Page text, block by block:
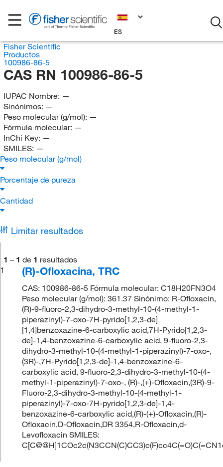
ES
Fisher Scientific
Productos
100986-86-5
CAS RN 100986-86-5
IUPAC Nombre: —
Sinónimos: —
Peso molecular (g/mol): —
Fórmula molecular: —
InChi Key: —
SMILES: —
Peso molecular (g/mol)
Porcentaje de pureza
Cantidad
Limitar resultados
1 – 1 de 1 resultados
1
(R)-Ofloxacina, TRC
CAS: 100986-86-5 Fórmula molecular: C18H20FN3O4
Peso molecular (g/mol): 361.37 Sinónimo: R-Ofloxacin,
(R)-9-fluoro-2,3-dihydro-3-methyl-10-(4-methyl-1-
piperazinyl)-7-oxo-7H-pyrido[1,2,3-de]
[1,4]benzoxazine-6-carboxylic acid,7H-Pyrido[1,2,3-
de]-1,4-benzoxazine-6-carboxylic acid, 9-fluoro-2,3-
dihydro-3-methyl-10-(4-methyl-1-piperazinyl)-7-oxo-,
(3R)-,7H-Pyrido[1,2,3-de]-1,4-benzoxazine-6-
carboxylic acid, 9-fluoro-2,3-dihydro-3-methyl-10-(4-
methyl-1-piperazinyl)-7-oxo-, (R)-,(+)-Ofloxacin,(3R)-9-
Fluoro-2,3-dihydro-3-methyl-10-(4-methyl-1-
piperazinyl)-7-oxo-7H-pyrido[1,2,3-de]-1,4-
benzoxazine-6-carboxylic acid,(R)-(+)-Ofloxacin,(R)-
Ofloxacin,D-Ofloxacin,DR 3354,R-Ofloxacin,d-
Levofloxacin SMILES: